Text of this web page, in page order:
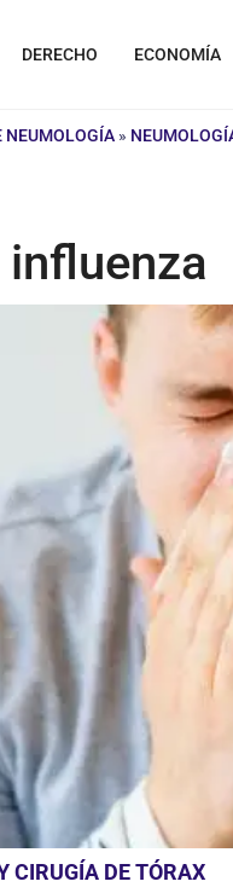
DERECHO ECONOMÍA
NEUMOLOGÍA »
CIRUGÍA DE TÓRAX